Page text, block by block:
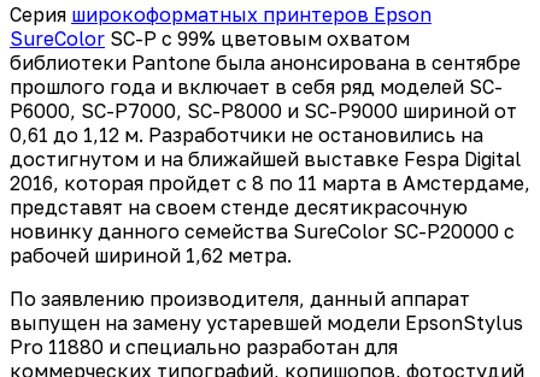
Серия широкоформатных принтеров Epson
SureColor SC-P с 99% цветовым охватом
библиотеки Pantone была анонсирована в сентябре
прошлого года и включает в себя ряд моделей SC-
P6000, SC-P7000, SC-P8000 и SC-P9000 шириной от
0,61 до 1,12 м. Разработчики не остановились на
достигнутом и на ближайшей выставке Fespa Digital
2016, которая пройдет с 8 по 11 марта в Амстердаме,
представят на своем стенде десятикрасочную
новинку данного семейства SureColor SC-P20000 с
рабочей шириной 1,62 метра.
По заявлению производителя, данный аппарат
выпущен на замену устаревшей модели EpsonStylus
Pro 11880 и специально разработан для
коммерческих типографий, копишопов, фотостудий